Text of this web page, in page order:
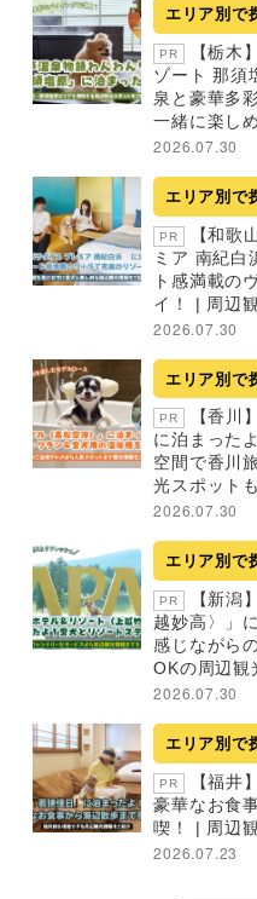
エリア別で
PR
【栃木
ゾート 那須
泉と豪華多
一緒に楽し
2026.07.30
エリア別で
PR
【和歌
ミア 南紀白
ト感満載の
イ！ | 周辺
2026.07.30
エリア別で
PR
【香川
に泊まった
空間で香川
光スポット
2026.07.30
エリア別で
PR
【新潟
越妙高〉」
感じながら
OKの周辺観
2026.07.30
エリア別で
PR
【福井
豪華なお食
喫！ | 周辺
2026.07.23